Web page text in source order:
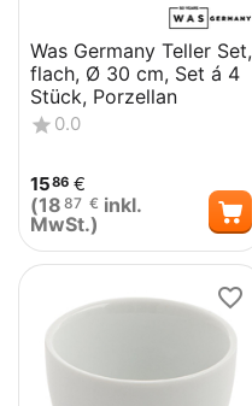
Was Germany Teller Set,
flach, Ø 30 cm, Set á 4
Stück, Porzellan
0.0
1586 €
(18 87 € inkl.
MwSt.)